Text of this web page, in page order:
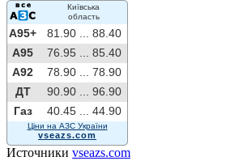
Київська
область
A95+ 81.90 ...
88.40
A95
76.95 ...
85.40
A92
78.90 ...
78.90
ДТ
90.90 ...
96.90
Газ
40.45 ... 44.90
Ціни на АЗС України
vseazs.com
Источники vseazs.com